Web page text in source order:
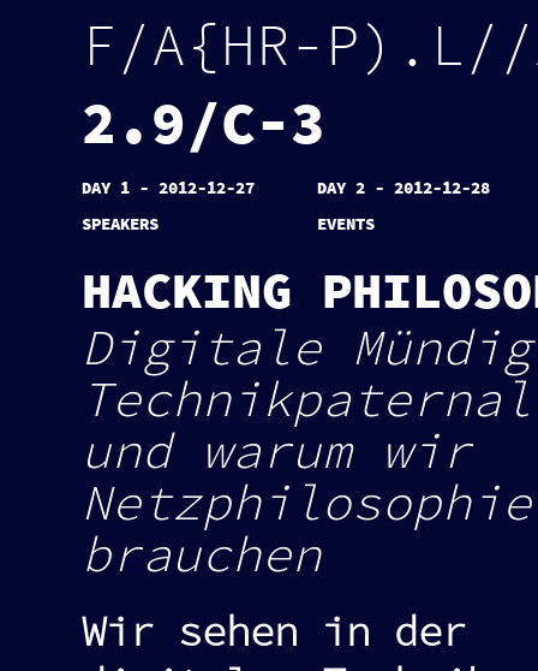
DAY 1 - 2012-12-27
DAY 2 - 2012-12-28
SPEAKERS
EVENTS
F/A{ HR- P) . L/ /
2.9/C-3
HACKING
Digitale
und warum wir
Netzphilosophie
brauchen
Wir sehen in der